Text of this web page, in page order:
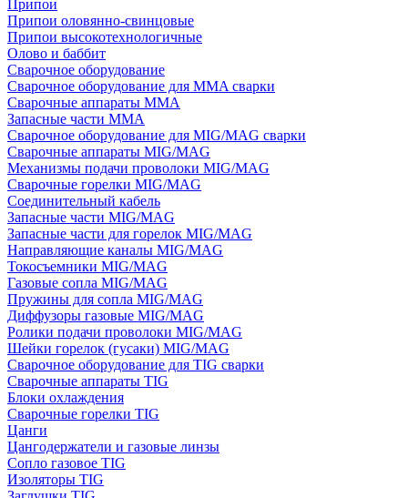
Припои
Припои оловянно-свинцовые
Припои высокотехнологичные
Олово и баббит
Сварочное оборудование
Сварочное оборудование для MMA сварки
Сварочные аппараты MMA
Запасные части MMA
Сварочное оборудование для MIG/MAG сварки
Сварочные аппараты MIG/MAG
Механизмы подачи проволоки MIG/MAG
Сварочные горелки MIG/MAG
Соединительный кабель
Запасные части MIG/MAG
Запасные части для горелок MIG/MAG
Направляющие каналы MIG/MAG
Токосъемники MIG/MAG
Газовые сопла MIG/MAG
Пружины для сопла MIG/MAG
Диффузоры газовые MIG/MAG
Ролики подачи проволоки MIG/MAG
Шейки горелок (гусаки) MIG/MAG
Сварочное оборудование для TIG сварки
Сварочные аппараты TIG
Блоки охлаждения
Сварочные горелки TIG
Цанги
Цангодержатели и газовые линзы
Сопло газовое TIG
Изоляторы TIG